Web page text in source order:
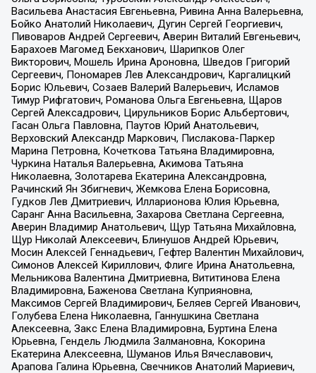
Васильева Анастасия Евгеньевна, Ривина Анна Валерьевна,
Бойко Анатолий Николаевич, Дугин Сергей Георгиевич,
Пивоваров Андрей Сергеевич, Аверин Виталий Евгеньевич,
Барахоев Магомед Бекханович, Шарипков Олег
Викторович, Мошель Ирина Ароновна, Шведов Григорий
Сергеевич, Пономарев Лев Александрович, Каргалицкий
Борис Юльевич, Созаев Валерий Валерьевич, Исламов
Тимур Рифгатович, Романова Ольга Евгеньевна, Щаров
Сергей Алексадрович, Цирульников Борис Альбертович,
Гасан Ольга Павловна, Паутов Юрий Анатольевич,
Верховский Александр Маркович, Пислакова-Паркер
Марина Петровна, Кочеткова Татьяна Владимировна,
Чуркина Наталья Валерьевна, Акимова Татьяна
Николаевна, Золотарева Екатерина Александровна,
Рачинский Ян Збигневич, Жемкова Елена Борисовна,
Гудков Лев Дмитриевич, Илларионова Юлия Юрьевна,
Саранг Анна Васильевна, Захарова Светлана Сергеевна,
Аверин Владимир Анатольевич, Щур Татьяна Михайловна,
Щур Николай Алексеевич, Блинушов Андрей Юрьевич,
Мосин Алексей Геннадьевич, Гефтер Валентин Михайлович,
Симонов Алексей Кириллович, Флиге Ирина Анатольевна,
Мельникова Валентина Дмитриевна, Вититинова Елена
Владимировна, Баженова Светлана Куприяновна,
Максимов Сергей Владимирович, Беляев Сергей Иванович,
Голубева Елена Николаевна, Ганнушкина Светлана
Алексеевна, Закс Елена Владимировна, Буртина Елена
Юрьевна, Гендель Людмила Залмановна, Кокорина
Екатерина Алексеевна, Шуманов Илья Вячеславович,
Арапова Галина Юрьевна, Свечников Анатолий Мариевич,